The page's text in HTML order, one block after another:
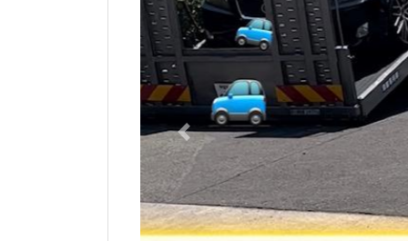
Previous